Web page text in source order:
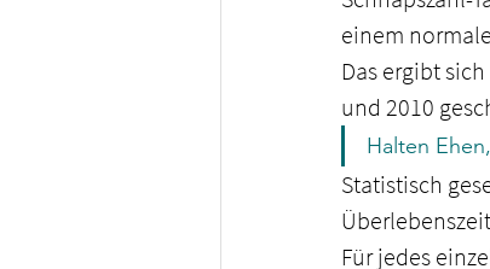
einem
Das ergibt
und 2010
Halten
Statistisch
Für jedes